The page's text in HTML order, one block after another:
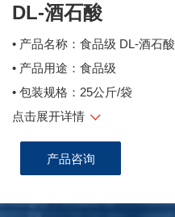
DL-酒石酸
• 产品名称：食品级 DL-酒石酸
• 产品用途：食品级
• 包装规格：25公斤/袋
点击展开详情
产品咨询